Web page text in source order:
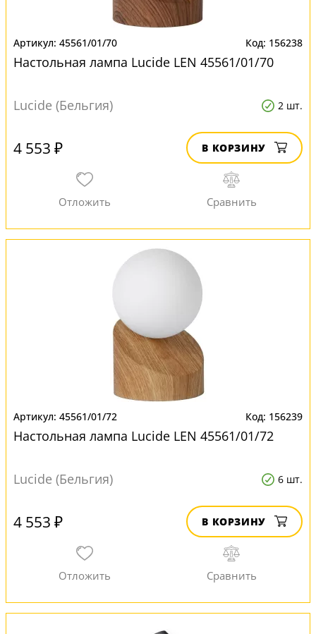
45561/01/70 156238
Настольная лампа Lucide LEN 45561/01/70
Lucide (Бельгия) 2 шт.
4 553 ₽ В КОРЗИНУ
45561/01/72 156239
Настольная лампа Lucide LEN 45561/01/72
Lucide (Бельгия) 6 шт.
4 553 ₽ В КОРЗИНУ